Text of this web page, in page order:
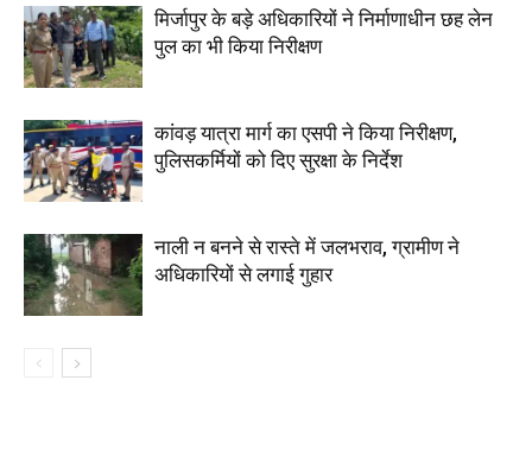
मिर्जापुर के बड़े अधिकारियों ने निर्माणाधीन छह लेन
पुल का भी किया निरीक्षण
कांवड़ यात्रा मार्ग का एसपी ने किया निरीक्षण,
पुलिसकर्मियों को दिए सुरक्षा के निर्देश
नाली न बनने से रास्ते में जलभराव, ग्रामीण ने
अधिकारियों से लगाई गुहार